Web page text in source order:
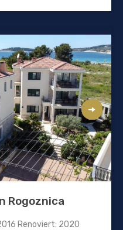
Rogoznica
Renoviert: 2020